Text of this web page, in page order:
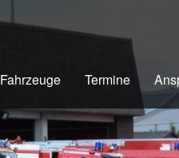
Fahrzeuge Termine